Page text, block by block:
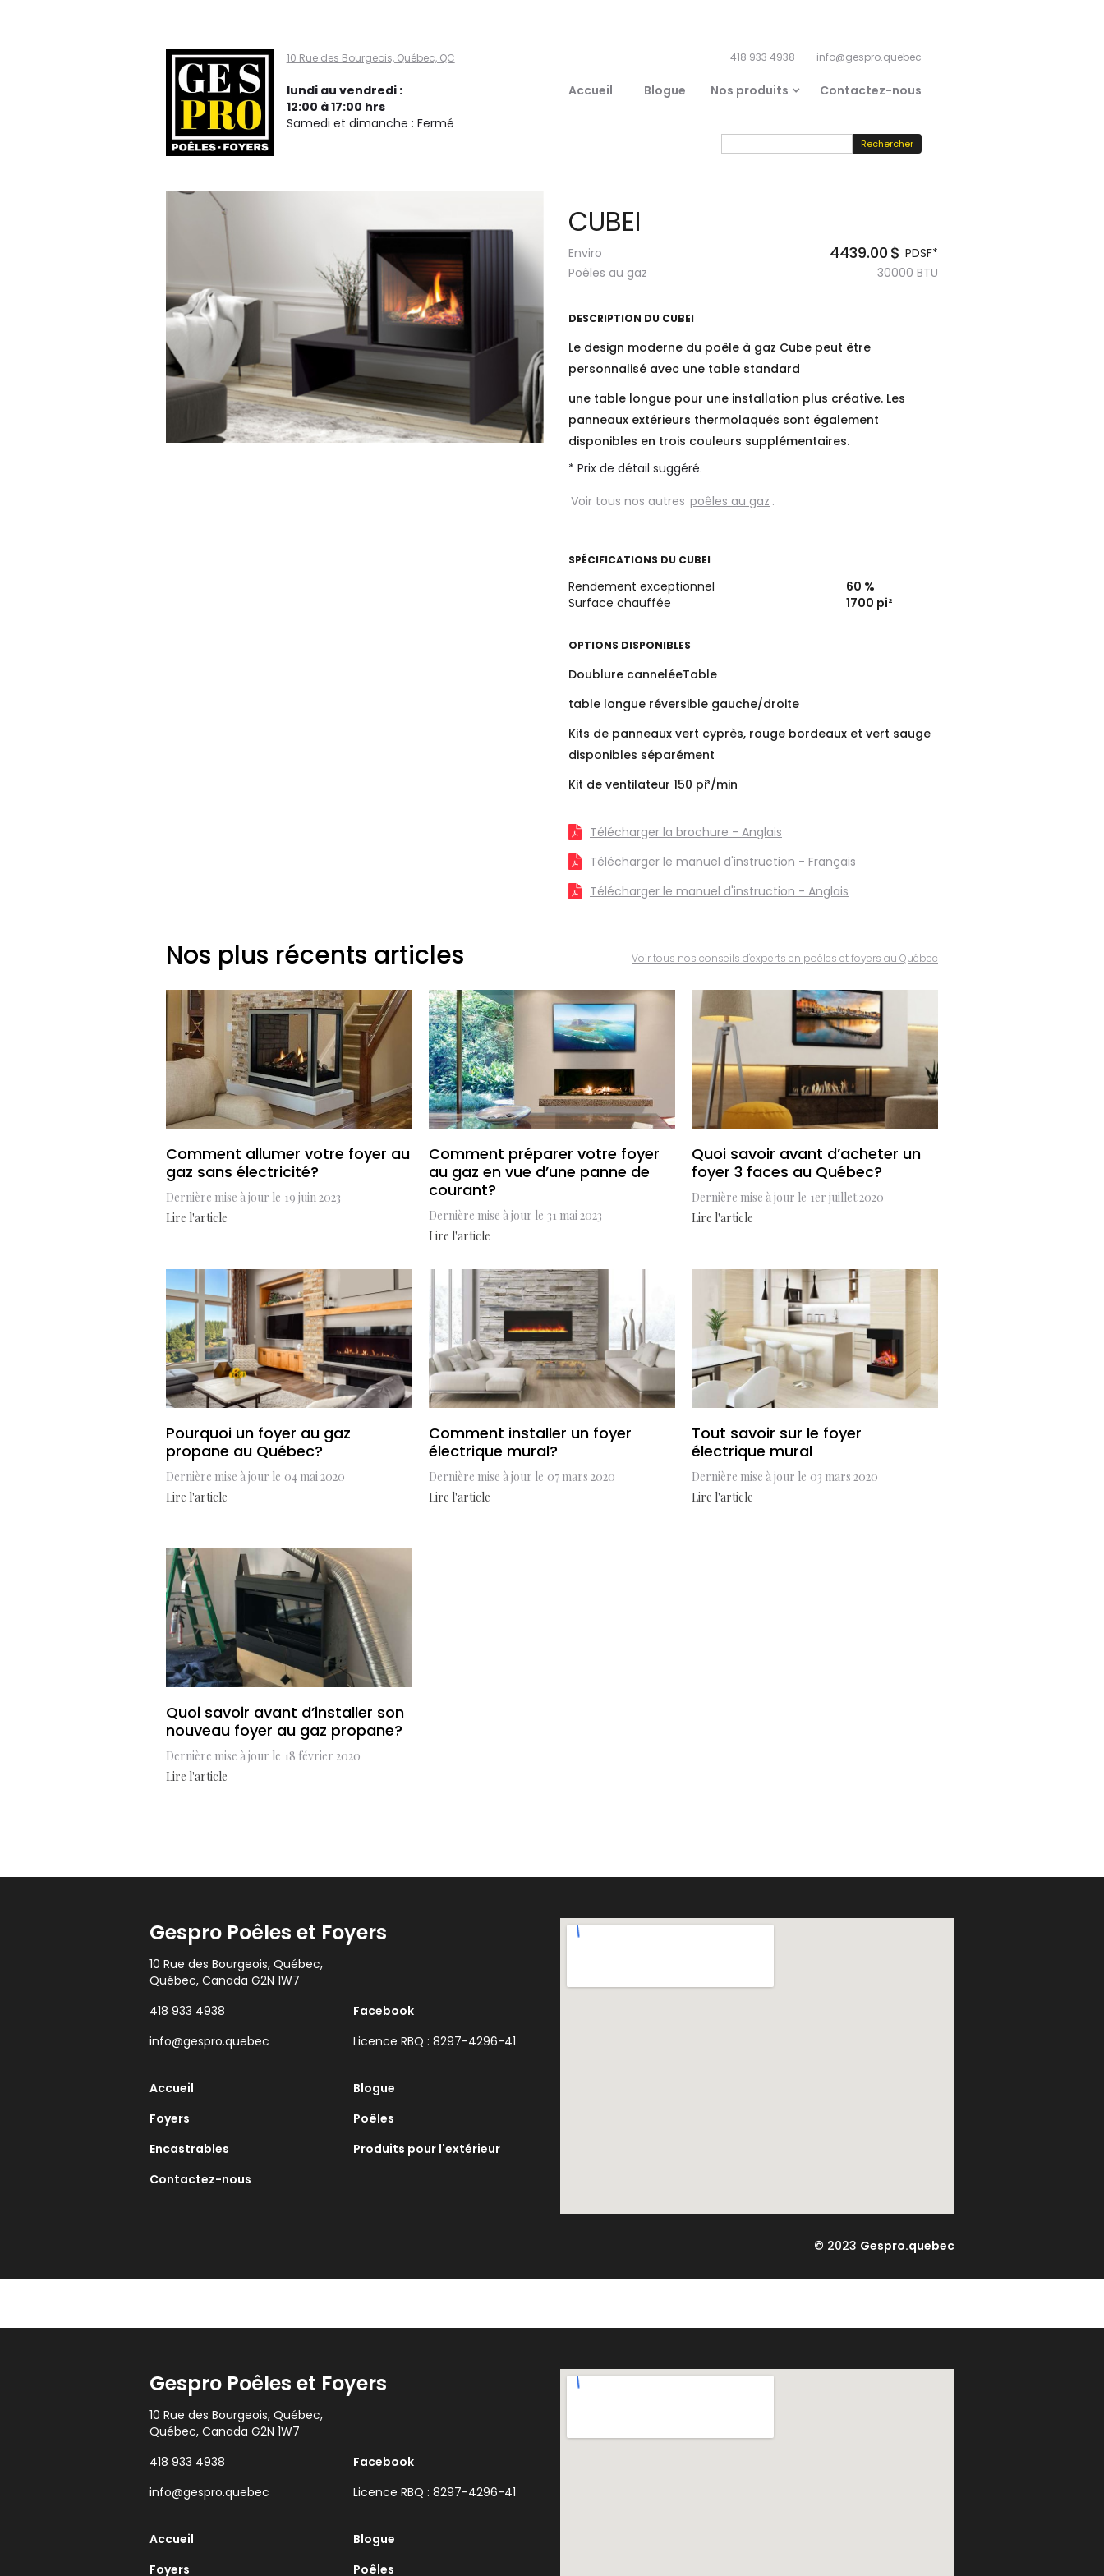
Gespro
poêles
et
Ville de
Québec
G2N
1W7
10 Rue des Bourgeois, Québec, QC
lundi au vendredi :
12:00 à 17:00 hrs
Samedi et dimanche : Fermé
418 933 4938 info@gespro.quebec
Accueil Blogue Nos produits Contactez-nous
CUBEI
Enviro 4439.00 $ PDSF*
Poêles au gaz
30000 BTU
DESCRIPTION DU CUBEI
Le design moderne du poêle à gaz Cube peut être
personnalisé avec une table standard
une table longue pour une installation plus créative. Les
panneaux extérieurs thermolaqués sont également
disponibles en trois couleurs supplémentaires.
* Prix de détail suggéré.
Voir tous nos autres poêles au gaz .
SPÉCIFICATIONS DU CUBEI
Rendement exceptionnel 60 %
Surface chauffée
1700 pi²
OPTIONS DISPONIBLES
Doublure canneléeTable
table longue réversible gauche/droite
Kits de panneaux vert cyprès, rouge bordeaux et vert sauge
disponibles séparément
Kit de ventilateur 150 pi³/min
Télécharger la brochure - Anglais
Télécharger le manuel d'instruction - Français
Télécharger le manuel d'instruction - Anglais
Nos plus récents articles Voir tous nos conseils d'experts en poêles et foyers au Québec
Comment allumer votre foyer au
gaz sans électricité?
Dernière mise à jour le 19 juin 2023
Lire l'article
Comment préparer votre foyer
au gaz en vue d’une panne de
courant?
Dernière mise à jour le 31 mai 2023
Lire l'article
Quoi savoir avant d’acheter un
foyer 3 faces au Québec?
Dernière mise à jour le 1er juillet 2020
Lire l'article
Pourquoi un foyer au gaz
propane au Québec?
Dernière mise à jour le 04 mai 2020
Lire l'article
Comment installer un foyer
électrique mural?
Dernière mise à jour le 07 mars 2020
Lire l'article
Tout savoir sur le foyer
électrique mural
Dernière mise à jour le 03 mars 2020
Lire l'article
Quoi savoir avant d’installer son
nouveau foyer au gaz propane?
Dernière mise à jour le 18 février 2020
Lire l'article
Gespro Poêles et Foyers
10 Rue des Bourgeois, Québec,
Québec, Canada G2N 1W7
418 933 4938
info@gespro.quebec
Licence RBQ : 8297-4296-41
Facebook
Accueil
Contactez-nous
Foyers
Produits pour l'extérieur
Encastrables
Blogue
Poêles
© 2023 Gespro.quebec
Gespro Poêles et Foyers
10 Rue des Bourgeois, Québec,
Québec, Canada G2N 1W7
418 933 4938
info@gespro.quebec
Licence RBQ : 8297-4296-41
Facebook
Accueil
Foyers
Blogue
Poêles